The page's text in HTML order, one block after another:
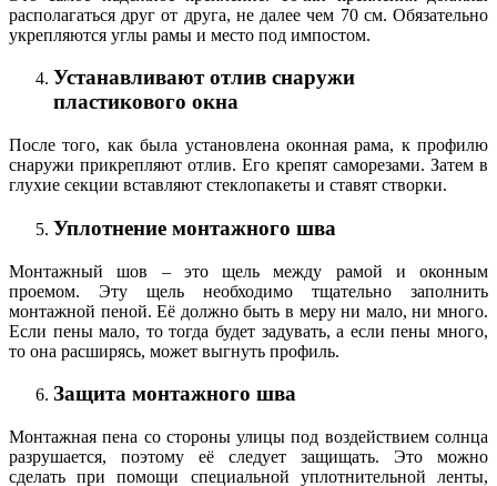
располагаться друг от друга, не далее чем 70 см. Обязательно
укрепляются углы рамы и место под импостом.
Устанавливают отлив снаружи
пластикового окна
После того, как была установлена оконная рама, к профилю
снаружи прикрепляют отлив. Его крепят саморезами. Затем в
глухие секции вставляют стеклопакеты и ставят створки.
Уплотнение монтажного шва
Монтажный шов – это щель между рамой и оконным
проемом. Эту щель необходимо тщательно заполнить
монтажной пеной. Её должно быть в меру ни мало, ни много.
Если пены мало, то тогда будет задувать, а если пены много,
то она расширясь, может выгнуть профиль.
Защита монтажного шва
Монтажная пена со стороны улицы под воздействием солнца
разрушается, поэтому её следует защищать. Это можно
сделать при помощи специальной уплотнительной ленты,